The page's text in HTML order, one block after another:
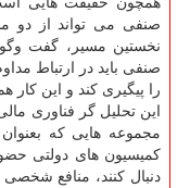
صنفی می تواند از دو
نخستین مسیر، گفت
صنفی باید در ارتباط
را پیگیری کند و این
این تحلیل گر فناوری
مجموعه هایی که
کمیسیون های دولتی
دنبال کنند، منافع